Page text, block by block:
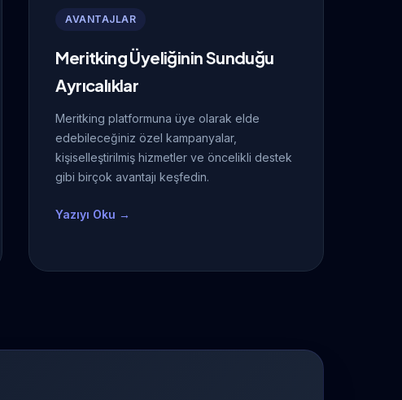
AVANTAJLAR
Meritking Üyeliğinin Sunduğu
Ayrıcalıklar
Meritking platformuna üye olarak elde
edebileceğiniz özel kampanyalar,
kişiselleştirilmiş hizmetler ve öncelikli destek
gibi birçok avantajı keşfedin.
Yazıyı Oku →